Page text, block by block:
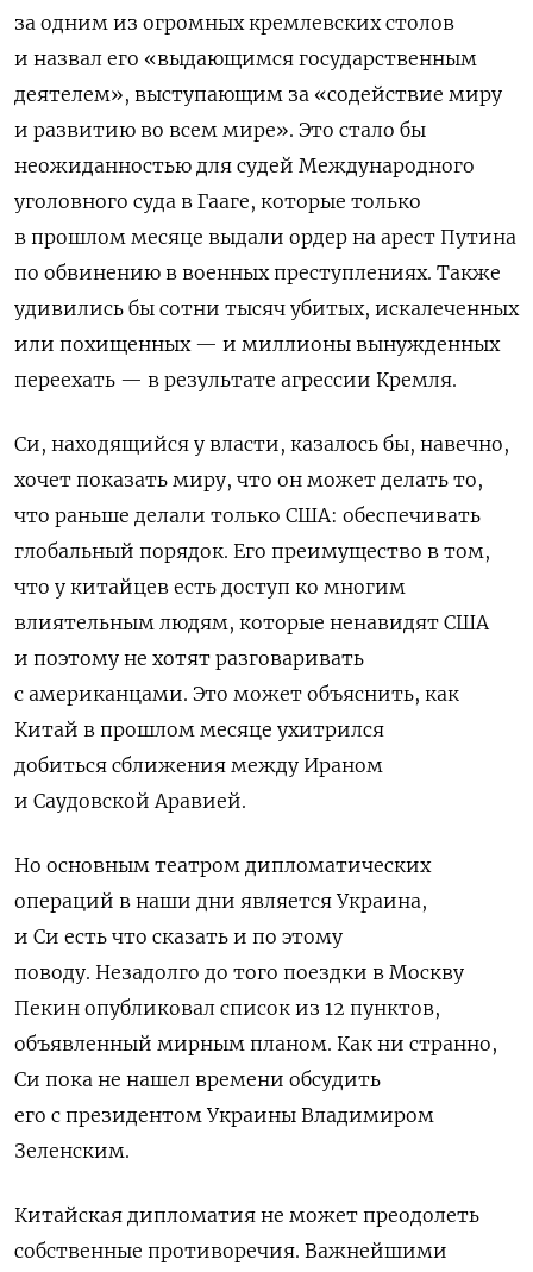
за одним из огромных кремлевских столов
и назвал его «выдающимся государственным
деятелем», выступающим за «содействие миру
и развитию во всем мире». Это стало бы
неожиданностью для судей Международного
уголовного суда в Гааге, которые только
в прошлом месяце выдали ордер на арест Путина
по обвинению в военных преступлениях. Также
удивились бы сотни тысяч убитых, искалеченных
или похищенных — и миллионы вынужденных
переехать — в результате агрессии Кремля.
Си, находящийся у власти, казалось бы, навечно,
хочет показать миру, что он может делать то,
что раньше делали только США: обеспечивать
глобальный порядок. Его преимущество в том,
что у китайцев есть доступ ко многим
влиятельным людям, которые ненавидят США
и поэтому не хотят разговаривать
с американцами. Это может объяснить, как
Китай в прошлом месяце ухитрился
добиться сближения между Ираном
и Саудовской Аравией.
Но основным театром дипломатических
операций в наши дни является Украина,
и Си есть что сказать и по этому
поводу. Незадолго до того поездки в Москву
Пекин опубликовал список из 12 пунктов,
объявленный мирным планом. Как ни странно,
Си пока не нашел времени обсудить
его с президентом Украины Владимиром
Зеленским.
Китайская дипломатия не может преодолеть
собственные противоречия. Важнейшими